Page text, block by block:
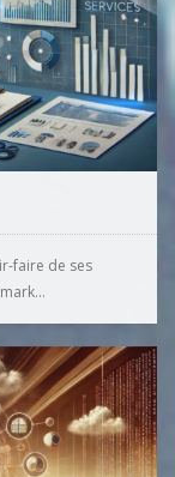
faire de ses